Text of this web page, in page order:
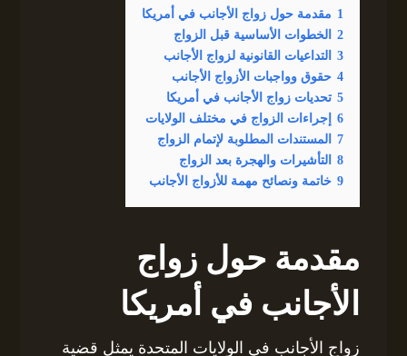
1 مقدمة حول زواج الأجانب في أمريكا
2 الخطوات الأساسية قبل الزواج
3 التداعيات القانونية لزواج الأجانب
4 حقوق وواجبات الأزواج الأجانب
5 تحديات زواج الأجانب في أمريكا
6 إجراءات الزواج في مختلف الولايات
7 المستندات المطلوبة لإتمام الزواج
8 التأشيرات والهجرة بعد الزواج
9 خاتمة ونصائح مهمة للأزواج الأجانب
مقدمة حول زواج
الأجانب في أمريكا
زواج الأجانب في الولايات المتحدة يمثل قضية